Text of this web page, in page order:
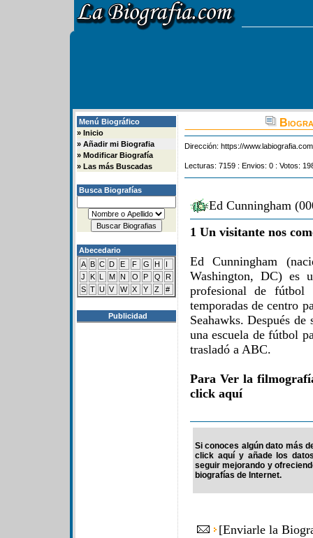
Menú Biográfico
» Inicio
» Añadir mi Biografia
» Modificar Biografía
» Las más Buscadas
Busca Biografías
Abecedario
A B C D E F G H
I
J
K L M N O P Q
R
S T U V W X Y Z #
Publicidad
Dirección: https://
Lecturas: 7159 : Envios: 0 : Votos:
Ed Cunningham
1 Un visitante nos
Ed Cunningham
Washington, DC) es
profesional de fútbol
temporadas de centro
Seahawks. Después
una escuela de fútbol
trasladó a ABC.
Para Ver la
click aquí
Si conoces algún dato más
click aquí y añade los
seguir mejorando y
biografías de Internet.
[Enviarle la